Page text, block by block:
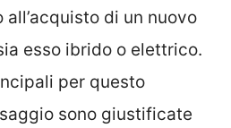
di un nuovo
esso ibrido o elettrico.
per questo
sono giustificate